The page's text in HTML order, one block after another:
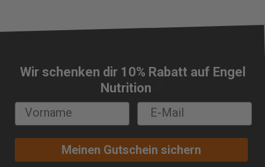
Wir schenken dir 10% Rabatt auf Engel
Nutrition
Meinen Gutschein sichern